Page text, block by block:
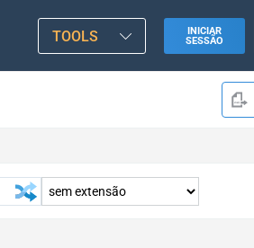
TOOLS
INICIAR
SESSÃO